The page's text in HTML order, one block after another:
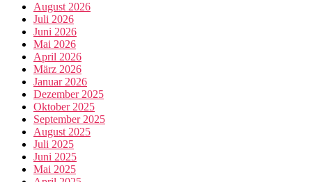
August 2026
Juli 2026
Juni 2026
Mai 2026
April 2026
März 2026
Januar 2026
Dezember 2025
Oktober 2025
September 2025
August 2025
Juli 2025
Juni 2025
Mai 2025